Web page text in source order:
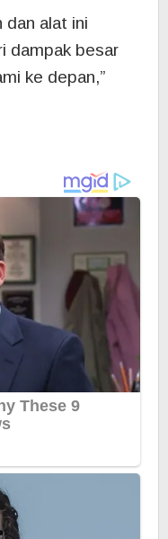
dan alat ini
dampak besar
ke depan,”